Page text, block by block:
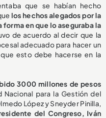
que se habían hecho
los hechos alegados por la
forma en que lo aseguraba la
de acuerdo al decir que la
adecuado para hacer un
esto debe hacerse en la
3000 millones de pesos
para la Gestión del
López y Sneyder Pinilla,
del Congreso, Iván